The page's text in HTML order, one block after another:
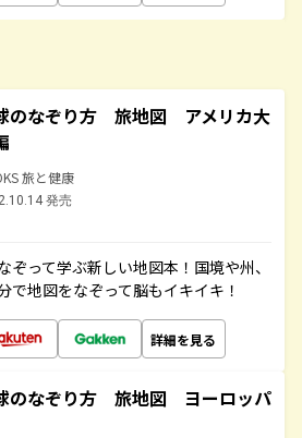
のなぞり方 旅地図 アメリカ大
旅と健康
発売
ぞって学ぶ新しい地図本！国境や州、
で地図をなぞって脳もイキイキ！
詳細を見る
のなぞり方 旅地図 ヨーロッパ